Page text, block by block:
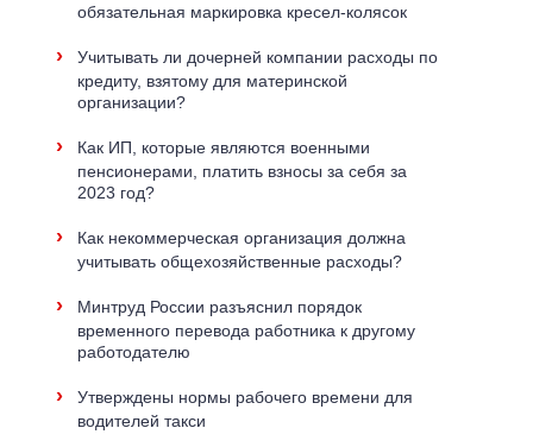
обязательная маркировка кресел-колясок
›
Учитывать ли дочерней компании расходы по
кредиту, взятому для материнской
организации?
›
Как ИП, которые являются военными
пенсионерами, платить взносы за себя за
2023 год?
›
Как некоммерческая организация должна
учитывать общехозяйственные расходы?
›
Минтруд России разъяснил порядок
временного перевода работника к другому
работодателю
›
Утверждены нормы рабочего времени для
водителей такси